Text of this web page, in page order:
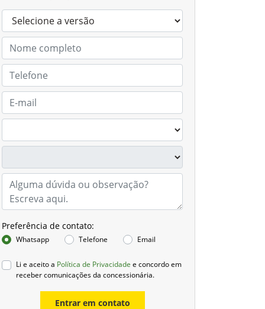
Preferência de contato:
Whatsapp Telefone Email
Li e aceito a Política de Privacidade e concordo em
receber comunicações da concessionária.
Entrar em contato